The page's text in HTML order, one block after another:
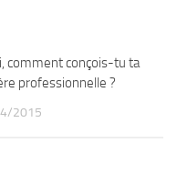
comment conçois-tu ta
professionnelle ?
2015